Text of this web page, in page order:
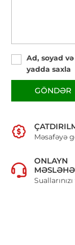
Ad, soyad
yadda saxla
GÖNDƏR
Məsafəyə
ONLAYN